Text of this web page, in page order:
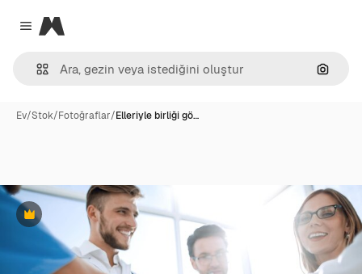
Close menu
Magnific
Ev/Stok/Fotoğraflar/Elleriyle birliği gö…
Premium